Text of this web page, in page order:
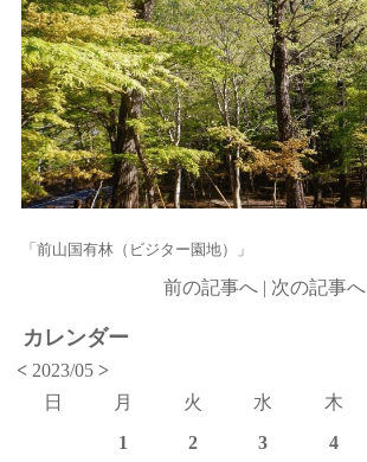
「前山国有林（ビジター園地）」
前の記事へ | 次の記事へ
カレンダー
< 2023/05>
日
月 火 水 木
1
2 3 4